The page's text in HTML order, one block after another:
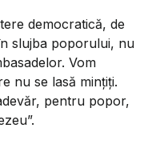
democratică, de
slujba poporului, nu
Vom
nu se lasă mințiți.
pentru popor,